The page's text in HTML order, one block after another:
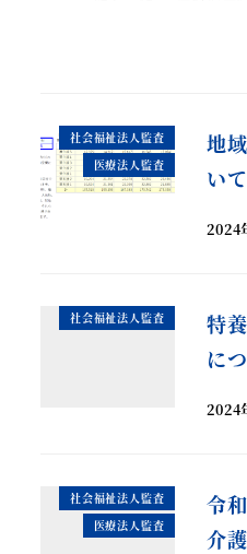
社会福祉法人監査
医療法人監査
地
いて
2024
社会福祉法人監査
特
に
2024
社会福祉法人監査
医療法人監査
令
介